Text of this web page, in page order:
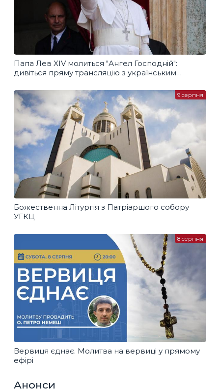
Папа Лев XIV молиться "Ангел Господній":
дивіться пряму трансляцію з українським
Божественна Літургія з Патріаршого собору
УГКЦ
9 серпня
Вервиця єднає. Молитва на вервиці у прямому
ефірі
8 серпня
Анонси